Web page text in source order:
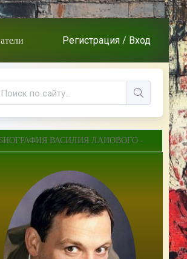
Регистрация / Вход
ВАСИЛИЯ ЛАНОВОГО -